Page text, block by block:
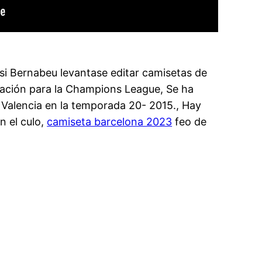
Bernabeu levantase editar camisetas de
para la Champions League, Se ha
en la temporada 20- 2015., Hay
el culo, camiseta barcelona 2023 feo de